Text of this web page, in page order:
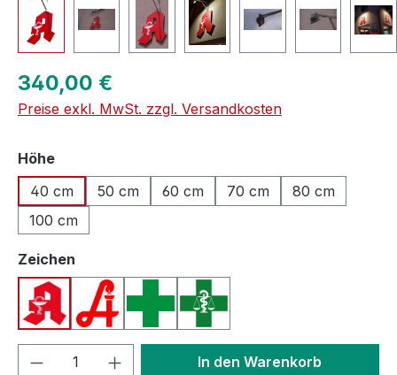
Regulärer Preis:
340,00 €
Preise exkl. MwSt. zzgl. Versandkosten
Höheauswählen
40 cm
50 cm 60 cm 70 cm
80 cm
100 cm
Zeichen
Apotheken A (Deutschland)
Apotheken A (Österreich)
Apothekenkreuz (International)
Apothekenkreuz (Schweiz)
Produkt Anzahl: Gib denIn den Warenkorb